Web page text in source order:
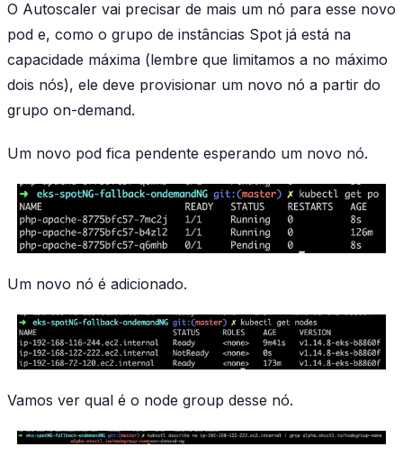
O Autoscaler vai precisar de mais um nó para esse novo
pod e, como o grupo de instâncias Spot já está na
capacidade máxima (lembre que limitamos a no máximo
dois nós), ele deve provisionar um novo nó a partir do
grupo on-demand.
Um novo pod fica pendente esperando um novo nó.
Um novo nó é adicionado.
Vamos ver qual é o node group desse nó.